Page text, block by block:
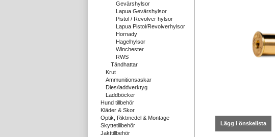
Gevärshylsor
Lapua Gevärshylsor
Pistol / Revolver hylsor
Lapua Pistol/Revolverhylsor
Hornady
Hagelhylsor
Winchester
RWS
Tändhattar
Krut
Ammunitionsaskar
Dies/laddverktyg
Laddböcker
Hund tillbehör
Kläder & Skor
Optik, Riktmedel & Montage
Skyttetillbehör
Jakttillbehör
Lägg i önskelista